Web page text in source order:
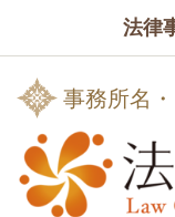
法律
事務所名